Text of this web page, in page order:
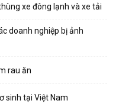
xe đông lạnh và xe tải
doanh nghiệp bị ảnh
rau ăn
sinh tại Việt Nam